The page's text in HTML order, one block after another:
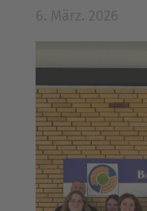
6. März. 2026